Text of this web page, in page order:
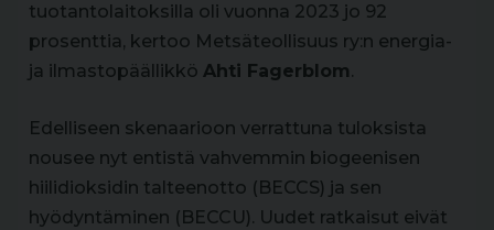
tuotantolaitoksilla oli vuonna 2023 jo 92
prosenttia, kertoo Metsäteollisuus ry:n energia-
ja ilmastopäällikkö Ahti Fagerblom.
Edelliseen skenaarioon verrattuna tuloksista
nousee nyt entistä vahvemmin biogeenisen
hiilidioksidin talteenotto (BECCS) ja sen
hyödyntäminen (BECCU). Uudet ratkaisut eivät